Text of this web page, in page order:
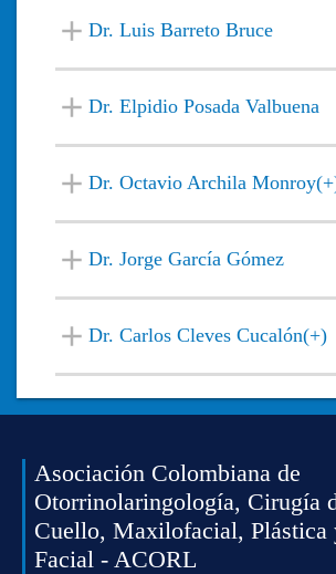
Dr. Luis Barreto Bruce
Dr. Elpidio Posada Valbuena
Dr. Octavio Archila
Dr. Jorge García Gómez
Dr. Carlos Cleves Cucalón(+)
Asociación Colombiana de
Otorrinolaringología, Cirugía
Cuello, Maxilofacial, Plástica
Facial - ACORL